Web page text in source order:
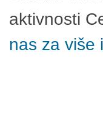
aktivnosti
nas za više